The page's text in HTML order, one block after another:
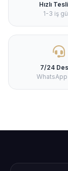
Hızlı
1-3 iş
7/24
WhatsApp